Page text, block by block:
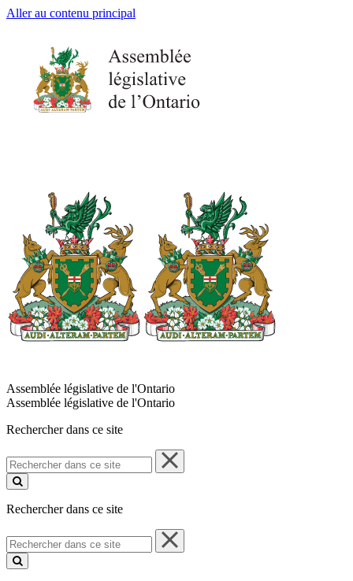
Aller au contenu principal
Assemblée législative de l'Ontario
Assemblée législative de l'Ontario
Rechercher dans ce site
Rechercher
dans
ce
Rechercher dans ce site
Rechercher
dans
ce